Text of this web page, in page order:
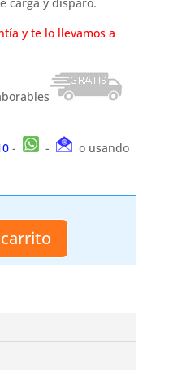
carga y disparo.
y te lo llevamos a
- -
o usando